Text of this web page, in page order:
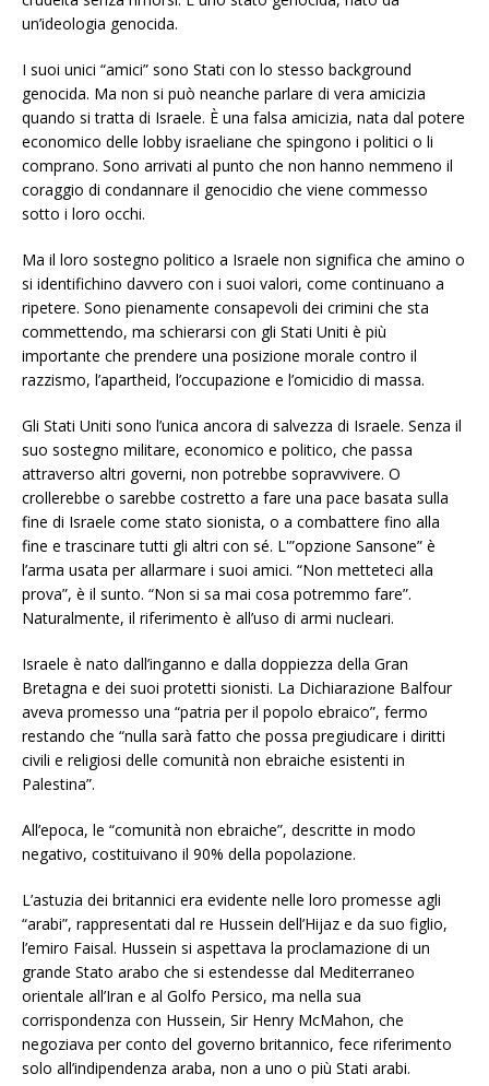
un’ideologia genocida.
I suoi unici “amici” sono Stati con lo stesso background
genocida. Ma non si può neanche parlare di vera amicizia
quando si tratta di Israele. È una falsa amicizia, nata dal potere
economico delle lobby israeliane che spingono i politici o li
comprano. Sono arrivati al punto che non hanno nemmeno il
coraggio di condannare il genocidio che viene commesso
sotto i loro occhi.
Ma il loro sostegno politico a Israele non significa che amino o
si identifichino davvero con i suoi valori, come continuano a
ripetere. Sono pienamente consapevoli dei crimini che sta
commettendo, ma schierarsi con gli Stati Uniti è più
importante che prendere una posizione morale contro il
razzismo, l’apartheid, l’occupazione e l’omicidio di massa.
Gli Stati Uniti sono l’unica ancora di salvezza di Israele. Senza il
suo sostegno militare, economico e politico, che passa
attraverso altri governi, non potrebbe sopravvivere. O
crollerebbe o sarebbe costretto a fare una pace basata sulla
fine di Israele come stato sionista, o a combattere fino alla
fine e trascinare tutti gli altri con sé. L'”opzione Sansone” è
l’arma usata per allarmare i suoi amici. “Non metteteci alla
prova”, è il sunto. “Non si sa mai cosa potremmo fare”.
Naturalmente, il riferimento è all’uso di armi nucleari.
Israele è nato dall’inganno e dalla doppiezza della Gran
Bretagna e dei suoi protetti sionisti. La Dichiarazione Balfour
aveva promesso una “patria per il popolo ebraico”, fermo
restando che “nulla sarà fatto che possa pregiudicare i diritti
civili e religiosi delle comunità non ebraiche esistenti in
Palestina”.
All’epoca, le “comunità non ebraiche”, descritte in modo
negativo, costituivano il 90% della popolazione.
L’astuzia dei britannici era evidente nelle loro promesse agli
“arabi”, rappresentati dal re Hussein dell’Hijaz e da suo figlio,
l’emiro Faisal. Hussein si aspettava la proclamazione di un
grande Stato arabo che si estendesse dal Mediterraneo
orientale all’Iran e al Golfo Persico, ma nella sua
corrispondenza con Hussein, Sir Henry McMahon, che
negoziava per conto del governo britannico, fece riferimento
solo all’indipendenza araba, non a uno o più Stati arabi.